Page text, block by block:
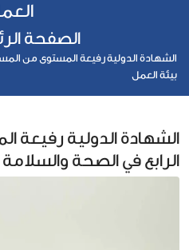
الصفحة
الشهادة الدولية رفيعة المستوى من
بيئة العمل
الشهادة الدولية رفيعة
الرابع في الصحة